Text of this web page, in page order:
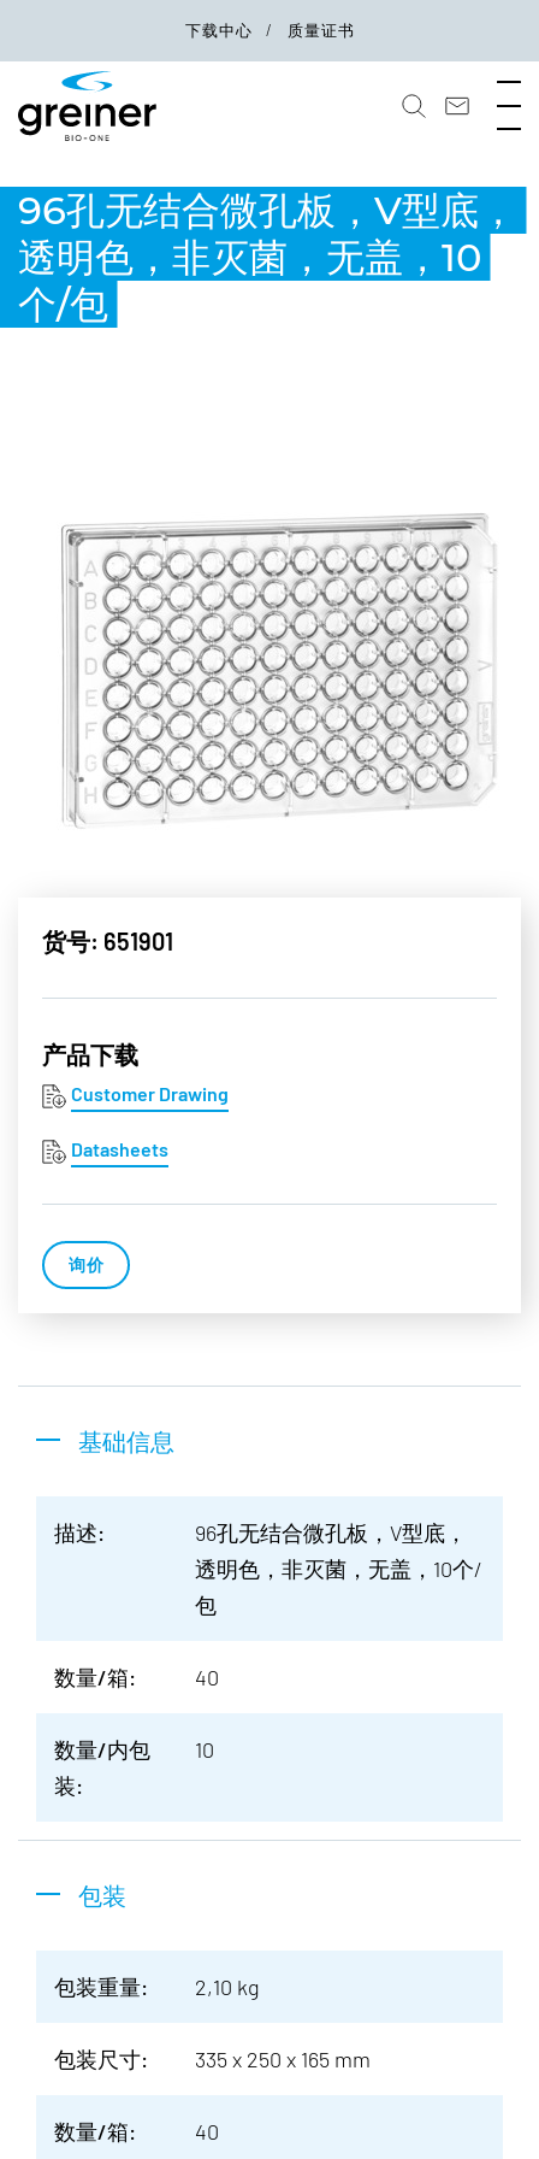
下载中心 质量证书
96孔无结合微孔板，V型底，
透明色，非灭菌，无盖，10
个/包
货号: 651901
产品下载
Customer Drawing
Datasheets
询价
基础信息
描述:
96孔无结合微孔板，V型底，
透明色，非灭菌，无盖，10个/
包
数量/箱: 40
数量/内包
装:
10
包装
包装重量: 2,10 kg
包装尺寸: 335 x 250 x 165 mm
数量/箱: 40